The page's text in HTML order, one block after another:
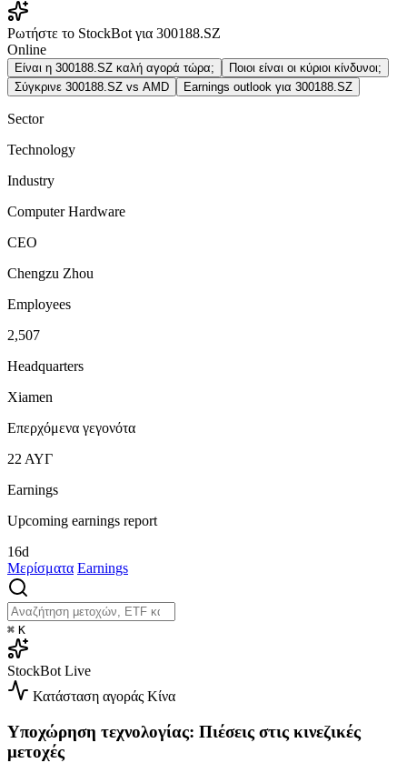
Ρωτήστε το StockBot για 300188.SZ
Online
Είναι η 300188.SZ καλή αγορά τώρα;
Ποιοι είναι οι κύριοι κίνδυνοι;
Σύγκρινε 300188.SZ vs AMD
Earnings outlook για 300188.SZ
Sector
Technology
Industry
Computer Hardware
CEO
Chengzu Zhou
Employees
2,507
Headquarters
Xiamen
Επερχόμενα γεγονότα
22 ΑΥΓ
Earnings
Upcoming earnings report
16d
Μερίσματα Earnings
⌘ K
StockBot Live
Κατάσταση αγοράς Κίνα
Υποχώρηση τεχνολογίας: Πιέσεις στις κινεζικές
μετοχές